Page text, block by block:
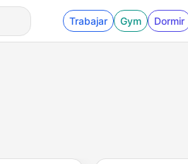
Trabajar Gym Dormir